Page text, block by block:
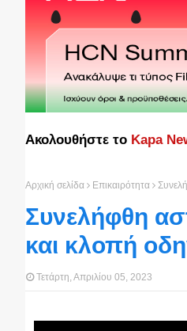
Ακολουθήστε το Kapa
Αρχική σελίδα Επικαιρότητα
Συνελήφθη
και κλοπή
Τετάρτη, Απριλίου 05, 2023